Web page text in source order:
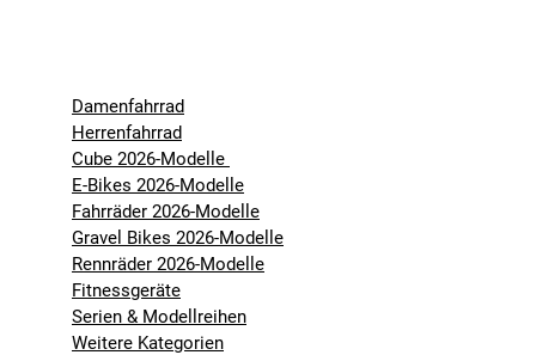
Damenfahrrad
Herrenfahrrad
Cube 2026-Modelle
E-Bikes 2026-Modelle
Fahrräder 2026-Modelle
Gravel Bikes 2026-Modelle
Rennräder 2026-Modelle
Fitnessgeräte
Serien & Modellreihen
Weitere Kategorien